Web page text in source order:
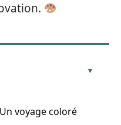
voyage coloré